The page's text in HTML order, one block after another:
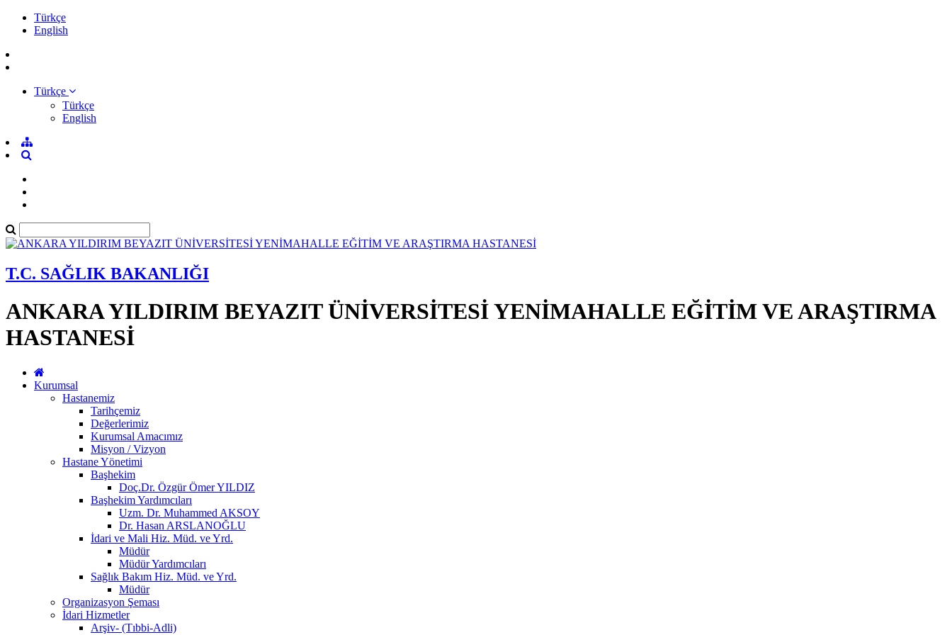
Türkçe
English
Türkçe
Türkçe
English
T.C. SAĞLIK BAKANLIĞI
ANKARA YILDIRIM BEYAZIT ÜNİVERSİTESİ YENİMAHALLE EĞİTİM VE ARAŞTIRMA
HASTANESİ
Kurumsal
Hastanemiz
Tarihçemiz
Değerlerimiz
Kurumsal Amacımız
Misyon / Vizyon
Hastane Yönetimi
Başhekim
Doç.Dr. Özgür Ömer YILDIZ
Başhekim Yardımcıları
Uzm. Dr. Muhammed AKSOY
Dr. Hasan ARSLANOĞLU
İdari ve Mali Hiz. Müd. ve Yrd.
Müdür
Müdür Yardımcıları
Sağlık Bakım Hiz. Müd. ve Yrd.
Müdür
Organizasyon Şeması
İdari Hizmetler
Arşiv- (Tıbbi-Adli)